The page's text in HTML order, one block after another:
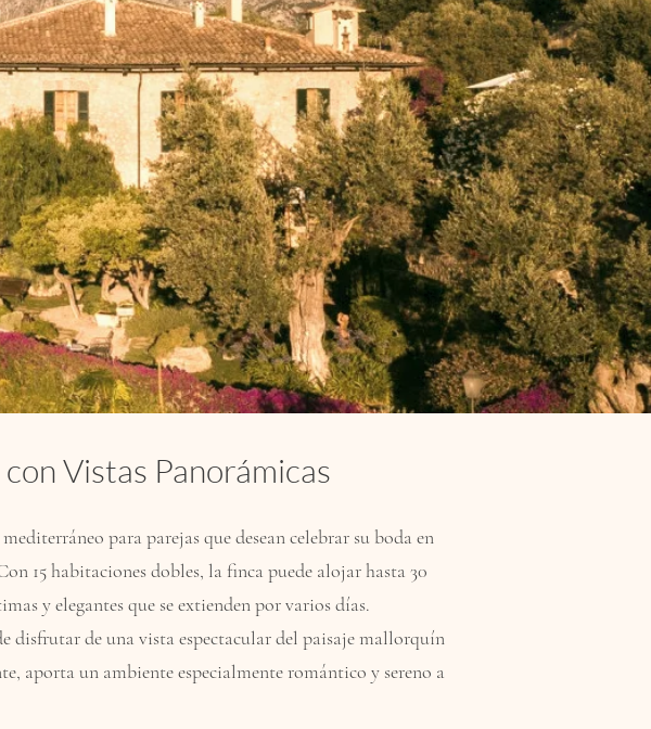
Vistas Panorámicas
para parejas que desean celebrar su boda en
15 habitaciones dobles, la finca puede alojar hasta 30
y elegantes que se extienden por varios días.
disfrutar de una vista espectacular del paisaje mallorquín
aporta un ambiente especialmente romántico y sereno a